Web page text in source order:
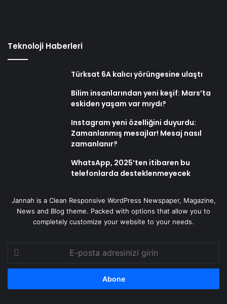
Teknoloji Haberleri
Türksat 6A kalıcı yörüngesine ulaştı
Bilim insanlarından yeni keşif: Mars’ta
eskiden yaşam var mıydı?
Instagram yeni özelliğini duyurdu:
Zamanlanmış mesajlar! Mesaj nasıl
zamanlanır?
WhatsApp, 2025’ten itibaren bu
telefonlarda desteklenmeyecek
Jannah is a Clean Responsive WordPress Newspaper, Magazine,
News and Blog theme. Packed with options that allow you to
completely customize your website to your needs.
posta
adresinizi